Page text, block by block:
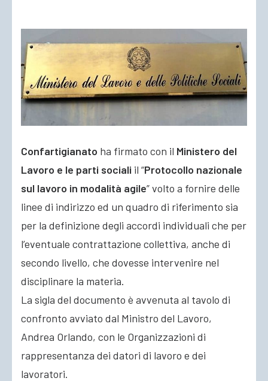
Confartigianato ha firmato con il Ministero del
Lavoro e le parti sociali il “Protocollo nazionale
sul lavoro in modalità agile” volto a fornire delle
linee di indirizzo ed un quadro di riferimento sia
per la definizione degli accordi individuali che per
l’eventuale contrattazione collettiva, anche di
secondo livello, che dovesse intervenire nel
disciplinare la materia.
La sigla del documento è avvenuta al tavolo di
confronto avviato dal Ministro del Lavoro,
Andrea Orlando, con le Organizzazioni di
rappresentanza dei datori di lavoro e dei
lavoratori.